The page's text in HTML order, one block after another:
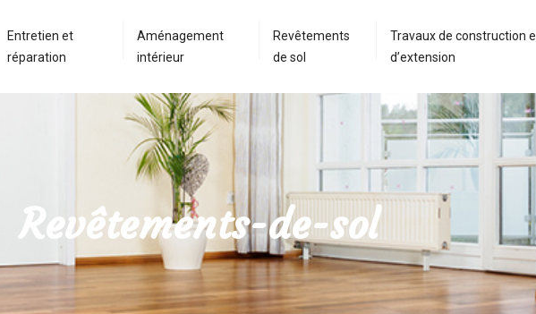
Entretien et
réparation
Aménagement
intérieur
Revêtements
de sol
Travaux de construction
d’extension
Revêtements-de-sol